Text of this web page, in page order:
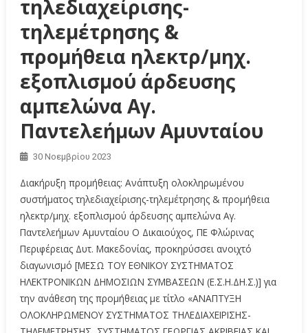
τηλεδιαχείρισης-
τηλεμέτρησης &
προμήθεια ηλεκτρ/μηχ.
εξοπλισμού άρδευσης
αμπελώνα Αγ.
Παντελεήμων Αμυνταίου
30 Νοεμβρίου 2023
Διακήρυξη προμήθειας: Ανάπτυξη ολοκληρωμένου
συστήματος τηλεδιαχείρισης-τηλεμέτρησης & προμήθεια
ηλεκτρ/μηχ. εξοπλισμού άρδευσης αμπελώνα Αγ.
Παντελεήμων Αμυνταίου Ο Δικαιούχος, ΠΕ Φλώρινας
Περιφέρειας Δυτ. Μακεδονίας, προκηρύσσει ανοιχτό
διαγωνισμό [ΜΕΣΩ ΤΟΥ ΕΘΝΙΚΟΥ ΣΥΣΤΗΜΑΤΟΣ
ΗΛΕΚΤΡΟΝΙΚΩΝ ΔΗΜΟΣΙΩΝ ΣΥΜΒΑΣΕΩΝ (Ε.Σ.Η.ΔΗ.Σ.)] για
την ανάθεση της προμήθειας με τίτλο «ΑΝΑΠΤΥΞΗ
ΟΛΟΚΛΗΡΩΜΕΝΟΥ ΣΥΣΤΗΜΑΤΟΣ ΤΗΛΕΔΙΑΧΕΙΡΙΣΗΣ-